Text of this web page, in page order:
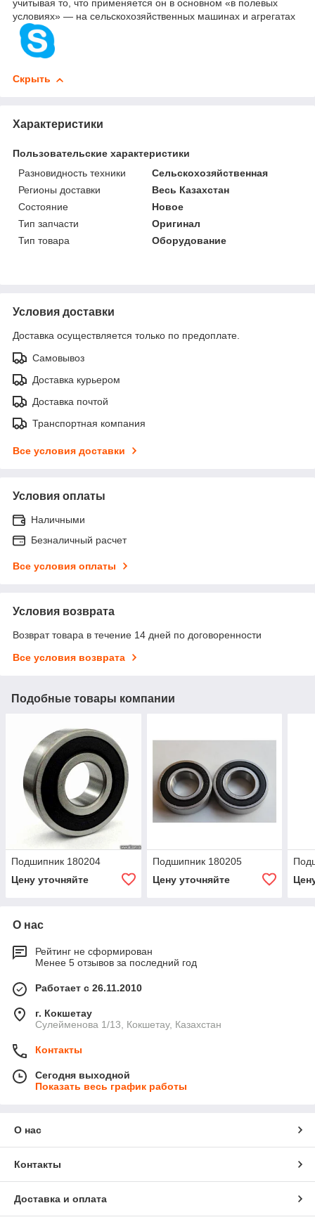
учитывая то, что применяется он в основном «в полевых
условиях» — на сельскохозяйственных машинах и агрегатах
Скрыть
Характеристики
Пользовательские характеристики
Разновидность техники
Сельскохозяйственная
Регионы доставки
Весь Казахстан
Состояние
Новое
Тип запчасти
Оригинал
Тип товара
Оборудование
Условия доставки
Доставка осуществляется только по предоплате.
Самовывоз
Доставка курьером
Доставка почтой
Транспортная компания
Все условия доставки
Условия оплаты
Наличными
Безналичный расчет
Все условия оплаты
Условия возврата
Возврат товара в течение 14 дней по договоренности
Все условия возврата
Подобные товары компании
Подшипник 180204
Цену уточняйте
Подшипник 180205
Цену уточняйте
О нас
Рейтинг не сформирован
Менее 5 отзывов за последний год
Работает с 26.11.2010
г. Кокшетау
Сулейменова 1/13, Кокшетау, Казахстан
Контакты
Сегодня выходной
Показать весь график работы
О нас
Контакты
Доставка и оплата